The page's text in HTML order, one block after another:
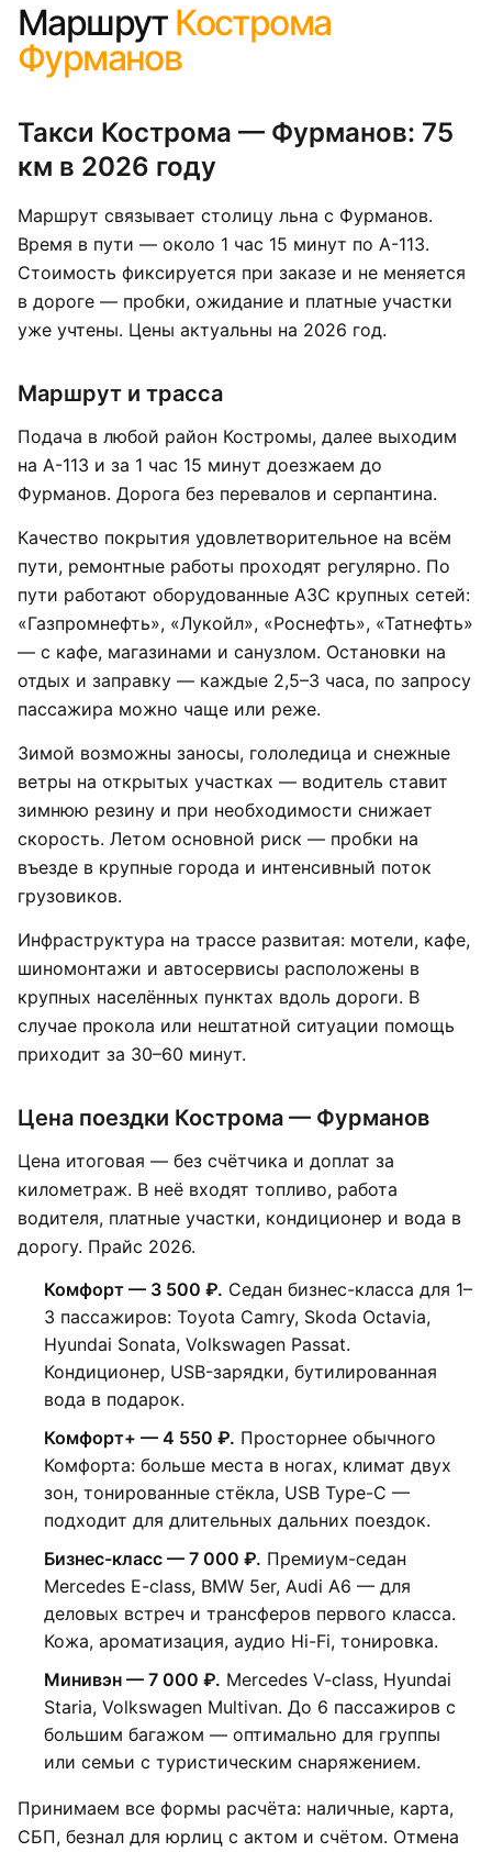
Маршрут Кострома
Фурманов
Такси Кострома — Фурманов: 75
км в 2026 году
Маршрут связывает столицу льна с Фурманов.
Время в пути — около 1 час 15 минут по А-113.
Стоимость фиксируется при заказе и не меняется
в дороге — пробки, ожидание и платные участки
уже учтены. Цены актуальны на 2026 год.
Маршрут и трасса
Подача в любой район Костромы, далее выходим
на А-113 и за 1 час 15 минут доезжаем до
Фурманов. Дорога без перевалов и серпантина.
Качество покрытия удовлетворительное на всём
пути, ремонтные работы проходят регулярно. По
пути работают оборудованные АЗС крупных сетей:
«Газпромнефть», «Лукойл», «Роснефть», «Татнефть»
— с кафе, магазинами и санузлом. Остановки на
отдых и заправку — каждые 2,5–3 часа, по запросу
пассажира можно чаще или реже.
Зимой возможны заносы, гололедица и снежные
ветры на открытых участках — водитель ставит
зимнюю резину и при необходимости снижает
скорость. Летом основной риск — пробки на
въезде в крупные города и интенсивный поток
грузовиков.
Инфраструктура на трассе развитая: мотели, кафе,
шиномонтажи и автосервисы расположены в
крупных населённых пунктах вдоль дороги. В
случае прокола или нештатной ситуации помощь
приходит за 30–60 минут.
Цена поездки Кострома — Фурманов
Цена итоговая — без счётчика и доплат за
километраж. В неё входят топливо, работа
водителя, платные участки, кондиционер и вода в
дорогу. Прайс 2026.
Комфорт — 3 500 ₽. Седан бизнес-класса для 1–
3 пассажиров: Toyota Camry, Skoda Octavia,
Hyundai Sonata, Volkswagen Passat.
Кондиционер, USB-зарядки, бутилированная
вода в подарок.
Комфорт+ — 4 550 ₽. Просторнее обычного
Комфорта: больше места в ногах, климат двух
зон, тонированные стёкла, USB Type-C —
подходит для длительных дальних поездок.
Бизнес-класс — 7 000 ₽. Премиум-седан
Mercedes E-class, BMW 5er, Audi A6 — для
деловых встреч и трансферов первого класса.
Кожа, ароматизация, аудио Hi-Fi, тонировка.
Минивэн — 7 000 ₽. Mercedes V-class, Hyundai
Staria, Volkswagen Multivan. До 6 пассажиров с
большим багажом — оптимально для группы
или семьи с туристическим снаряжением.
Принимаем все формы расчёта: наличные, карта,
СБП, безнал для юрлиц с актом и счётом. Отмена